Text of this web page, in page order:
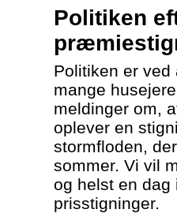
Politiken
Politiken er
mange
meldinger om,
oplever en
stormfloden,
sommer. Vi vil
og helst en dag
prisstigninger.